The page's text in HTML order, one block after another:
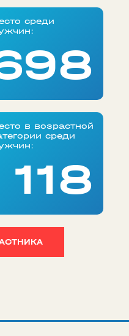
среди
в возрастной
среди
118